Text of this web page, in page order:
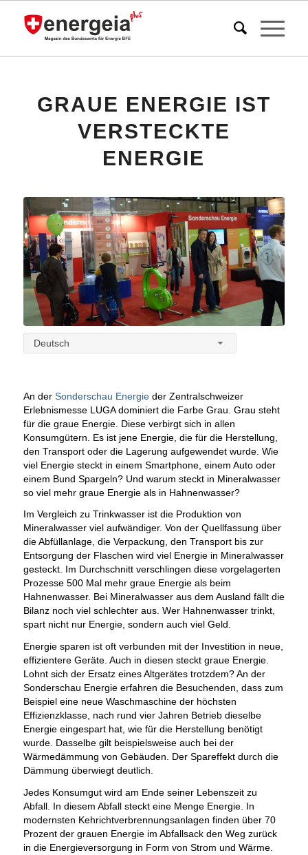
GRAUE ENERGIE IST
VERSTECKTE
ENERGIE
Deutsch
An der Sonderschau Energieder Zentralschweizer
Erlebnismesse LUGA dominiert die Farbe Grau. Grau steht
für die graue Energie. Diese verbirgt sich in allen
Konsumgütern. Es ist jene Energie, die für die Herstellung,
den Transport oder die Lagerung aufgewendet wurde. Wie
viel Energie steckt in einem Smartphone, einem Auto oder
einem Bund Spargeln? Und warum steckt in Mineralwasser
so viel mehr graue Energie als in Hahnenwasser?
Im Vergleich zu Trinkwasser ist die Produktion von
Mineralwasser viel aufwändiger. Von der Quellfassung über
die Abfüllanlage, die Verpackung, den Transport bis zur
Entsorgung der Flaschen wird viel Energie in Mineralwasser
gesteckt. Im Durchschnitt verschlingen diese vorgelagerten
Prozesse 500 Mal mehr graue Energie als beim
Hahnenwasser. Bei Mineralwasser aus dem Ausland fällt die
Bilanz noch viel schlechter aus. Wer Hahnenwasser trinkt,
spart nicht nur Energie, sondern auch viel Geld.
Energie sparen ist oft verbunden mit der Investition in neue,
effizientere Geräte. Auch in diesen steckt graue Energie.
Lohnt sich der Ersatz eines Altgerätes trotzdem? An der
Sonderschau Energie erfahren die Besuchenden, dass zum
Beispiel eine neue Waschmaschine der höchsten
Effizienzklasse, nach rund vier Jahren Betrieb dieselbe
Energie eingespart hat, wie für die Herstellung benötigt
wurde. Dasselbe gilt beispielsweise auch bei der
Wärmedämmung von Gebäuden. Der Spareffekt durch die
Dämmung überwiegt deutlich.
Jedes Konsumgut wird am Ende seiner Lebenszeit zu
Abfall. In diesem Abfall steckt eine Menge Energie. In
modernsten Kehrichtverbrennungsanlagen finden über 70
Prozent der grauen Energie im Abfallsack den Weg zurück
in die Energieversorgung in Form von Strom und Wärme.